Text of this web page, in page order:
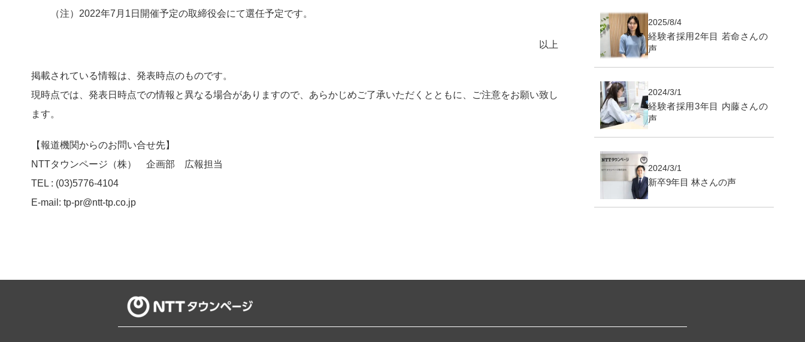
（注）2022年7月1日開催予定の取締役会にて選任予定です。
以上
掲載されている情報は、発表時点のものです。
現時点では、発表日時点での情報と異なる場合がありますので、あらかじめご了承いただくとともに、ご注意をお願い致し
ます。
【報道機関からのお問い合せ先】
NTTタウンページ（株） 企画部 広報担当
TEL : (03)5776-4104
E-mail: tp-pr@ntt-tp.co.jp
2025/8/4
経験者採用2年目 若命さんの
声
2024/3/1
経験者採用3年目 内藤さんの
声
2024/3/1
新卒9年目 林さんの声